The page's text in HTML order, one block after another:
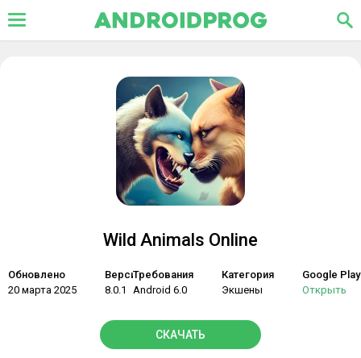
Wild Animals Online
Обновлено
20 марта 2025
Версия
8.0.1
Требования
Android 6.0
Категория
Экшены
Google Play
Открыть
СКАЧАТЬ